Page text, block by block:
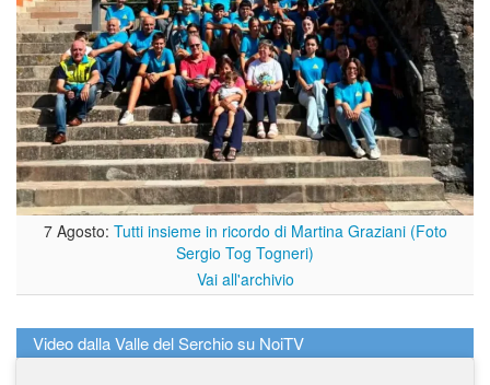
7 Agosto: Tutti insieme in ricordo di Martina Graziani (Foto
Sergio Tog Togneri)
Vai all'archivio
Video dalla Valle del Serchio su NoiTV